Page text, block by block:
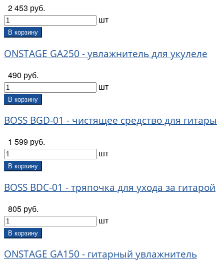
2 453 руб.
шт
В корзину
ONSTAGE GA250 - увлажнитель для укулеле
490 руб.
шт
В корзину
BOSS BGD-01 - чистящее средство для гитары
1 599 руб.
шт
В корзину
BOSS BDC-01 - тряпочка для ухода за гитарой
805 руб.
шт
В корзину
ONSTAGE GA150 - гитарный увлажнитель